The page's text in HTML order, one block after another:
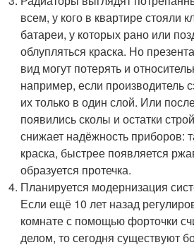
всем, у кого в квартире стояли
батареи, у которых рано или
облупляться краска. Но
вид могут потерять и
например, если производитель
их только в один слой. Или
появились сколы и остатки
снижает надёжность приборов:
краска, быстрее появляется
образуется протечка.
Планируется модернизация
Если ещё 10 лет назад
комнате с помощью форточки
делом, то сегодня существуют